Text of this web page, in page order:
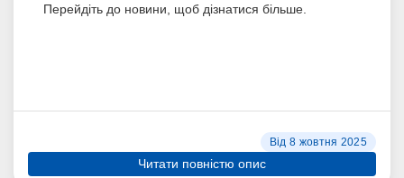
Перейдіть до новини, щоб дізнатися більше.
Від 8 жовтня 2025
Читати повністю опис